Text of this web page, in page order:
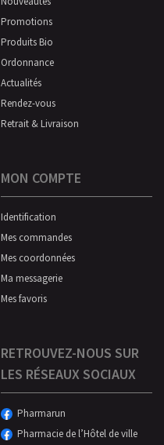
Promotions
Produits Bio
Ordonnance
Actualités
Rendez-vous
Retrait & Livraison
MON COMPTE
Identification
Mes commandes
Mes coordonnées
Ma messagerie
Mes favoris
RETROUVEZ-NOUS SUR
LES RÉSEAUX SOCIAUX
Pharmarun
Pharmacie de l’Hôtel de ville